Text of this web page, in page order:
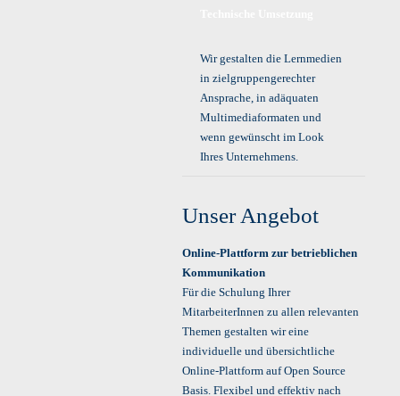
Wir gestalten die Lernmedien
in zielgruppengerechter
Ansprache, in adäquaten
Multimediaformaten und
wenn gewünscht im Look
Ihres Unternehmens.
Unser Angebot
Online-Plattform zur betrieblichen
Kommunikation
Für die Schulung Ihrer
MitarbeiterInnen zu allen relevanten
Themen gestalten wir eine
individuelle und übersichtliche
Online-Plattform auf Open Source
Basis. Flexibel und effektiv nach